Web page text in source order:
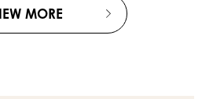
MORE